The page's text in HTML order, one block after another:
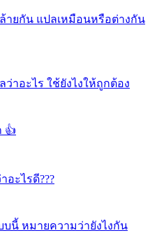
คล้ายกัน แปลเหมือนหรือต่างกัน
ลว่าอะไร ใช้ยังไงให้ถูกต้อง
👍
อะไรดี???
บนี้ หมายความว่ายังไงกัน